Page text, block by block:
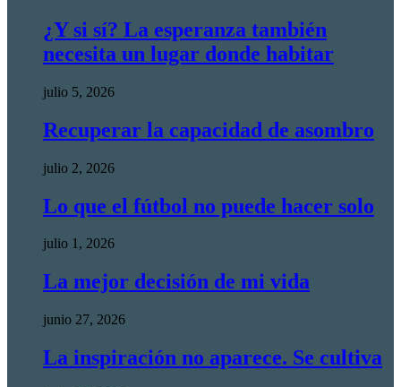
¿Y si sí? La esperanza también
necesita un lugar donde habitar
julio 5, 2026
Recuperar la capacidad de asombro
julio 2, 2026
Lo que el fútbol no puede hacer solo
julio 1, 2026
La mejor decisión de mi vida
junio 27, 2026
La inspiración no aparece. Se cultiva